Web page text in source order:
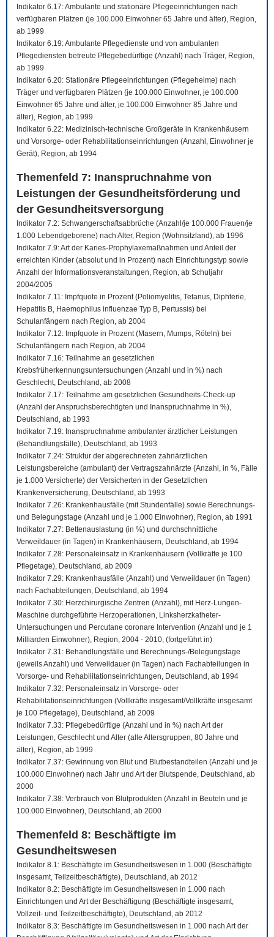
Indikator 6.17: Ambulante und stationäre Pflegeeinrichtungen nach
verfügbaren Plätzen (je 100.000 Einwohner 65 Jahre und älter), Region,
ab 1999
Indikator 6.19: Ambulante Pflegedienste und von ambulanten
Pflegediensten betreute Pflegebedürftige (Anzahl) nach Träger, Region,
ab 1999
Indikator 6.20: Stationäre Pflegeeinrichtungen (Pflegeheime) nach
Träger und verfügbaren Plätzen (je 100.000 Einwohner, je 100.000
Einwohner 65 Jahre und älter, je 100.000 Einwohner 85 Jahre und
älter), Region, ab 1999
Indikator 6.22: Medizinisch-technische Großgeräte in Krankenhäusern
und Vorsorge- oder Rehabilitationseinrichtungen (Anzahl, Einwohner je
Gerät), Region, ab 1994
Themenfeld 7: Inanspruchnahme von
Leistungen der Gesundheitsförderung und
der Gesundheitsversorgung
Indikator 7.2: Schwangerschaftsabbrüche (Anzahl/je 100.000 Frauen/je
1.000 Lebendgeborene) nach Alter, Region (Wohnsitzland), ab 1996
Indikator 7.9: Art der Karies-Prophylaxemaßnahmen und Anteil der
erreichten Kinder (absolut und in Prozent) nach Einrichtungstyp sowie
Anzahl der Informationsveranstaltungen, Region, ab Schuljahr
2004/2005
Indikator 7.11: Impfquote in Prozent (Poliomyelitis, Tetanus, Diphterie,
Hepatitis B, Haemophilus influenzae Typ B, Pertussis) bei
Schulanfängern nach Region, ab 2004
Indikator 7.12: Impfquote in Prozent (Masern, Mumps, Röteln) bei
Schulanfängern nach Region, ab 2004
Indikator 7.16: Teilnahme an gesetzlichen
Krebsfrüherkennungsuntersuchungen (Anzahl und in %) nach
Geschlecht, Deutschland, ab 2008
Indikator 7.17: Teilnahme am gesetzlichen Gesundheits-Check-up
(Anzahl der Anspruchsberechtigten und Inanspruchnahme in %),
Deutschland, ab 1993
Indikator 7.19: Inanspruchnahme ambulanter ärztlicher Leistungen
(Behandlungsfälle), Deutschland, ab 1993
Indikator 7.24: Struktur der abgerechneten zahnärztlichen
Leistungsbereiche (ambulant) der Vertragszahnärzte (Anzahl, in %, Fälle
je 1.000 Versicherte) der Versicherten in der Gesetzlichen
Krankenversicherung, Deutschland, ab 1993
Indikator 7.26: Krankenhausfälle (mit Stundenfälle) sowie Berechnungs-
und Belegungstage (Anzahl und je 1.000 Einwohner), Region, ab 1991
Indikator 7.27: Bettenauslastung (in %) und durchschnittliche
Verweildauer (in Tagen) in Krankenhäusern, Deutschland, ab 1994
Indikator 7.28: Personaleinsatz in Krankenhäusern (Vollkräfte je 100
Pflegetage), Deutschland, ab 2009
Indikator 7.29: Krankenhausfälle (Anzahl) und Verweildauer (in Tagen)
nach Fachabteilungen, Deutschland, ab 1994
Indikator 7.30: Herzchirurgische Zentren (Anzahl), mit Herz-Lungen-
Maschine durchgeführte Herzoperationen, Linksherzkatheter-
Untersuchungen und Percutane coronare Intervention (Anzahl und je 1
Milliarden Einwohner), Region, 2004 - 2010, (fortgeführt in)
Indikator 7.31: Behandlungsfälle und Berechnungs-/Belegungstage
(jeweils Anzahl) und Verweildauer (in Tagen) nach Fachabteilungen in
Vorsorge- und Rehabilitationseinrichtungen, Deutschland, ab 1994
Indikator 7.32: Personaleinsatz in Vorsorge- oder
Rehabilitationseinrichtungen (Vollkräfte insgesamt/Vollkräfte insgesamt
je 100 Pflegetage), Deutschland, ab 2009
Indikator 7.33: Pflegebedürftige (Anzahl und in %) nach Art der
Leistungen, Geschlecht und Alter (alle Altersgruppen, 80 Jahre und
älter), Region, ab 1999
Indikator 7.37: Gewinnung von Blut und Blutbestandteilen (Anzahl und je
100.000 Einwohner) nach Jahr und Art der Blutspende, Deutschland, ab
2000
Indikator 7.38: Verbrauch von Blutprodukten (Anzahl in Beuteln und je
100.000 Einwohner), Deutschland, ab 2000
Themenfeld 8: Beschäftigte im
Gesundheitswesen
Indikator 8.1: Beschäftigte im Gesundheitswesen in 1.000 (Beschäftigte
insgesamt, Teilzeitbeschäftigte), Deutschland, ab 2012
Indikator 8.2: Beschäftigte im Gesundheitswesen in 1.000 nach
Einrichtungen und Art der Beschäftigung (Beschäftigte insgesamt,
Vollzeit- und Teilzeitbeschäftigte), Deutschland, ab 2012
Indikator 8.3: Beschäftigte im Gesundheitswesen in 1.000 nach Art der